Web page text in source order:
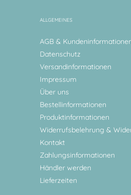
ALLGEMEINES
AGB &
Datenschutz
Versandinformationen
Impressum
Über uns
Bestellinformationen
Produktinformationen
Widerrufsbelehrung &
Kontakt
Zahlungsinformationen
Händler werden
Lieferzeiten